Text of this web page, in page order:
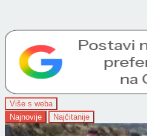
Više s weba
Najnovije
Najčitanije